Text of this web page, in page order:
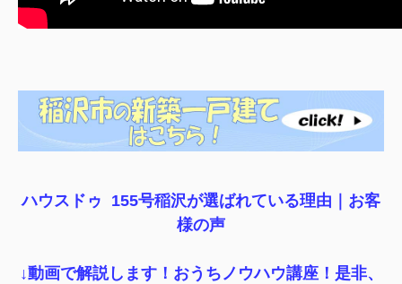
ハウスドゥ 155号稲沢が選ばれている理由｜ お客
様の声
↓動画で解説します！おうちノウハウ講座！是非、